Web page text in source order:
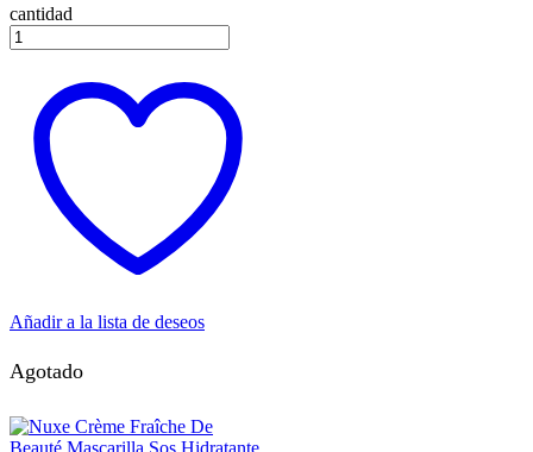
cantidad
Añadir a la lista de deseos
Agotado